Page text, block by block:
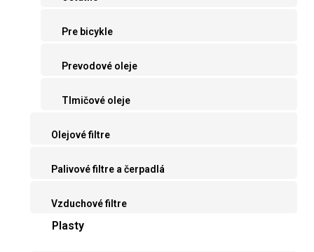
Pre bicykle
Prevodové oleje
Tlmičové oleje
Olejové filtre
Palivové filtre a čerpadlá
Vzduchové filtre
Plasty